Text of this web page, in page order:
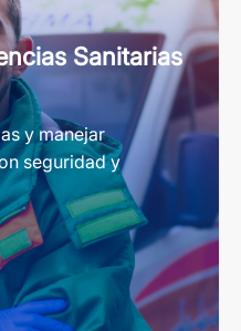
Sanitarias
y manejar
seguridad y